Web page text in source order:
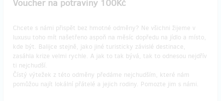
Voucher na potraviny 100Kč
Chcete s námi přispět bez hmotné odměny? Ne všichni žijeme v
luxusu toho mít našetřeno aspoň na měsíc dopředu na jídlo a místo,
kde být. Balijce stejně, jako jiné turisticky závislé destinace,
zasáhla krize velmi rychle. A jak to tak bývá, tak to odnesou nejdřív
ti nejchudší.
Čístý výtežek z této odměny předáme nejchudším, které nám
pomůžou najít lokální přátelé a jejich rodiny. Pomozte jim s námi.